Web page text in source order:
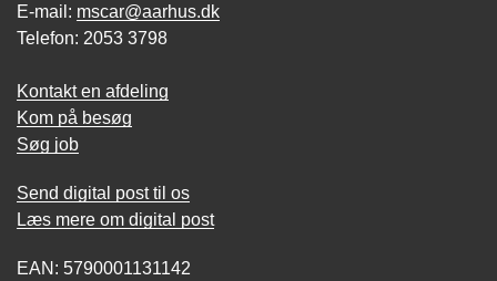
E-mail: mscar@aarhus.dk
Telefon: 2053 3798
Kontakt en afdeling
Kom på besøg
Søg job
Send digital post til os
Læs mere om digital post
EAN: 5790001131142